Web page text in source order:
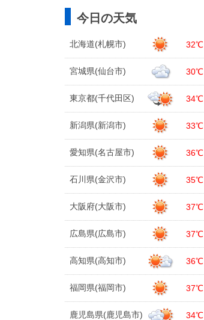
今日の天気
北海道(札幌市) 32℃
宮城県(仙台市) 30℃
東京都(千代田区) 34℃
新潟県(新潟市) 33℃
愛知県(名古屋市) 36℃
石川県(金沢市) 35℃
大阪府(大阪市) 37℃
広島県(広島市) 37℃
高知県(高知市) 36℃
福岡県(福岡市) 37℃
鹿児島県(鹿児島市) 34℃